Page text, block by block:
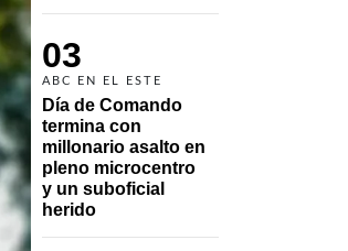
03
ABC EN EL ESTE
Día de Comando
termina con
millonario asalto en
pleno microcentro
y un suboficial
herido